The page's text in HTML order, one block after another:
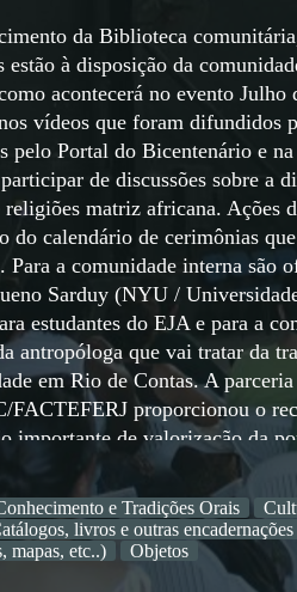
da Biblioteca
estão à disposição da
acontecerá no evento
vídeos que foram
pelo Portal do Bicentenário e
de discussões sobre a
matriz africana. Ações
do calendário de cerimônias
a comunidade interna são
Sarduy (NYU /
estudantes do EJA e para a
antropóloga que vai tratar da
em Rio de Contas. A
proporcionou o
importante de valorização da
está elaborando as
do acervo da
trupe de contação de
e Tradições Orais
livros e outras encadernações
mapas, etc..)
Objetos